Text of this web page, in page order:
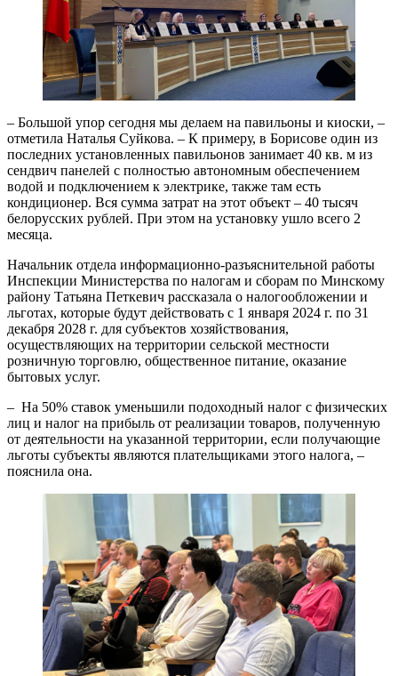
– Большой упор сегодня мы делаем на павильоны и киоски, –
отметила Наталья Суйкова. – К примеру, в Борисове один из
последних установленных павильонов занимает 40 кв. м из
сендвич панелей с полностью автономным обеспечением
водой и подключением к электрике, также там есть
кондиционер. Вся сумма затрат на этот объект – 40 тысяч
белорусских рублей. При этом на установку ушло всего 2
месяца.
Начальник отдела информационно-разъяснительной работы
Инспекции Министерства по налогам и сборам по Минскому
району Татьяна Петкевич рассказала о налогообложении и
льготах, которые будут действовать с 1 января 2024 г. по 31
декабря 2028 г. для субъектов хозяйствования,
осуществляющих на территории сельской местности
розничную торговлю, общественное питание, оказание
бытовых услуг.
– На 50% ставок уменьшили подоходный налог с физических
лиц и налог на прибыль от реализации товаров, полученную
от деятельности на указанной территории, если получающие
льготы субъекты являются плательщиками этого налога, –
пояснила она.